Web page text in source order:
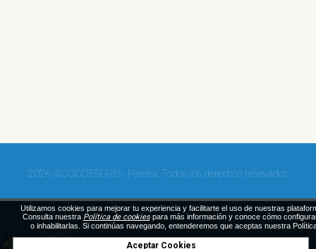
2026 ©COODESURIS - Pereira. Todos los derechos resevados
Términos y Condiciones
Diseñado por Exus™|Mensajes de Texto Masivos
Utilizamos cookies para mejorar tu experiencia y facilitarte el uso de nuestras
Consulta nuestra Política de cookiespara más información y conoce cómo
o inhabilitarlas. Si continúas navegando, entenderemos que aceptas nuestra
Aceptar Cookies